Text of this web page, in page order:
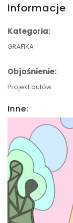
Informacje
Kategoria:
GRAFIKA
Objaśnienie:
Projekt butów
Inne:
Oczka